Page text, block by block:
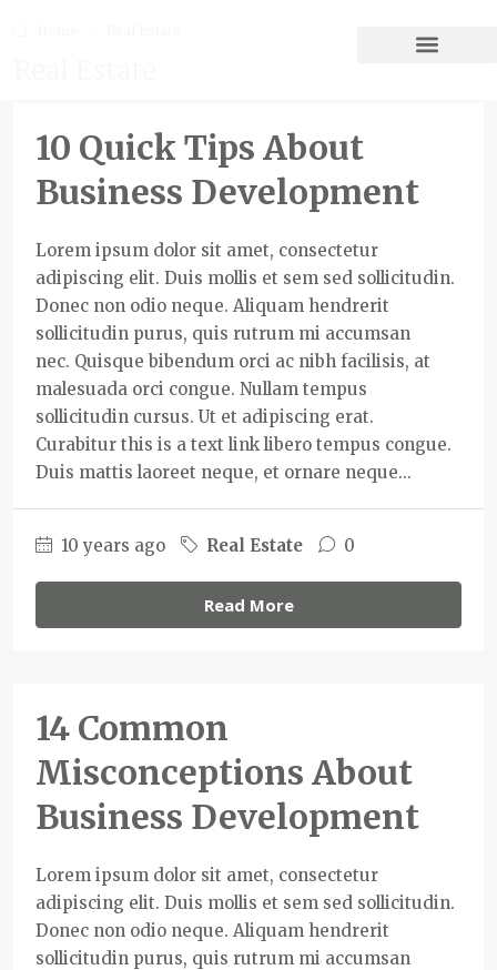
10 Quick Tips About
Business Development
Lorem ipsum dolor sit amet, consectetur
adipiscing elit. Duis mollis et sem sed sollicitudin.
Donec non odio neque. Aliquam hendrerit
sollicitudin purus, quis rutrum mi accumsan
nec. Quisque bibendum orci ac nibh facilisis, at
malesuada orci congue. Nullam tempus
sollicitudin cursus. Ut et adipiscing erat.
Curabitur this is a text link libero tempus congue.
Duis mattis laoreet neque, et ornare neque...
10 years ago Real Estate 0
Read More
14 Common
Misconceptions About
Business Development
Lorem ipsum dolor sit amet, consectetur
adipiscing elit. Duis mollis et sem sed sollicitudin.
Donec non odio neque. Aliquam hendrerit
sollicitudin purus, quis rutrum mi accumsan